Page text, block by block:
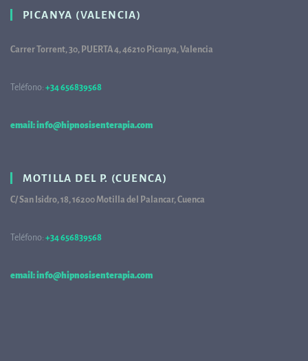
PICANYA (VALENCIA)
Carrer Torrent, 30, PUERTA 4, 46210 Picanya, Valencia
Teléfono: +34 656839568
email: info@hipnosisenterapia.com
MOTILLA DEL P. (CUENCA)
C/ San Isidro, 18, 16200 Motilla del Palancar, Cuenca
Teléfono: +34 656839568
email: info@hipnosisenterapia.com